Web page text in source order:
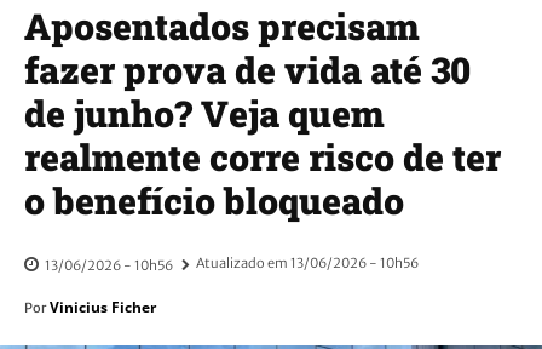
Aposentados precisam
fazer prova de vida até 30
de junho? Veja quem
realmente corre risco de ter
o benefício bloqueado
13/06/2026 - 10h56 Atualizado em 13/06/2026 - 10h56
Por Vinicius Ficher